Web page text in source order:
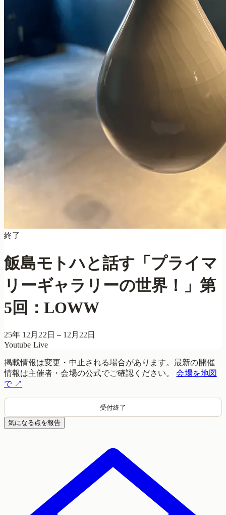
終了
飯島モトハと話す「プライマ
リーギャラリーの世界！」第
5回：LOWW
25年 12月22日 – 12月22日
Youtube Live
掲載情報は変更・中止される場合があります。最新の開催
情報は主催者・会場の公式でご確認ください。
会場を地図
で↗
受付終了
気になる点を報告